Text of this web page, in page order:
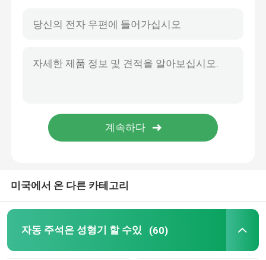
사용 된 인쇄기
양철 인쇄 장비
시트 코팅기기
코일 절단 라인
사용 된 용접 기계
미국에서 온 다른 카테고리
자동 주석은 성형기 할 수있 (60)